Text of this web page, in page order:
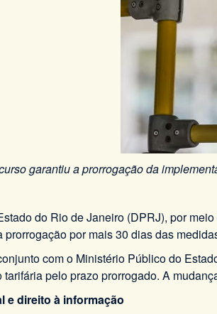
garantiu a prorrogação da
do Rio de Janeiro (DPRJ), por
por mais 30 dias das
com o Ministério Público do
pelo prazo prorrogado. A
e direito à informação